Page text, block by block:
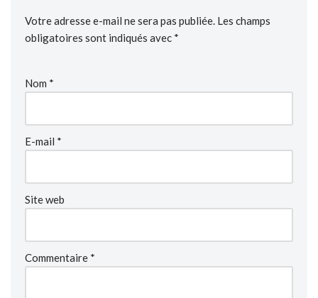
Votre adresse e-mail ne sera pas publiée. Les champs
obligatoires sont indiqués avec *
Nom *
E-mail *
Site web
Commentaire *